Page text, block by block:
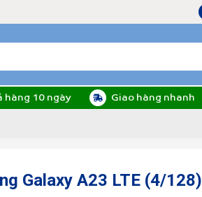
hàng 10 ngày Giao hàng nhanh
Galaxy A23 LTE (4/128)